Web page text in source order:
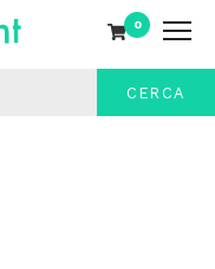
0
CERCA